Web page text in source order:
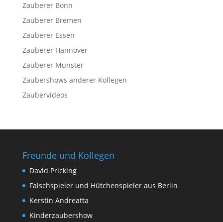
Zauberer Bonn
Zauberer Bremen
Zauberer Essen
Zauberer Hannover
Zauberer Münster
Zaubershows anderer Kollegen
Zaubervideos
Freunde und Kollegen
David Pricking
Falschspieler und Hütchenspieler aus Berlin
Kerstin Andreatta
Kinderzaubershow